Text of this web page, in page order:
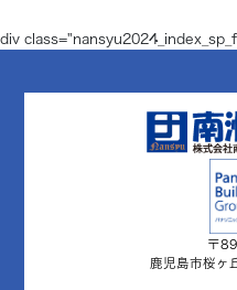
div
〒
鹿児島市桜ヶ